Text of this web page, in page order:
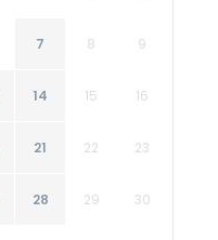
7 8 9
14 15 16
21 22 23
28 29 30